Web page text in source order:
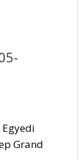
Grand